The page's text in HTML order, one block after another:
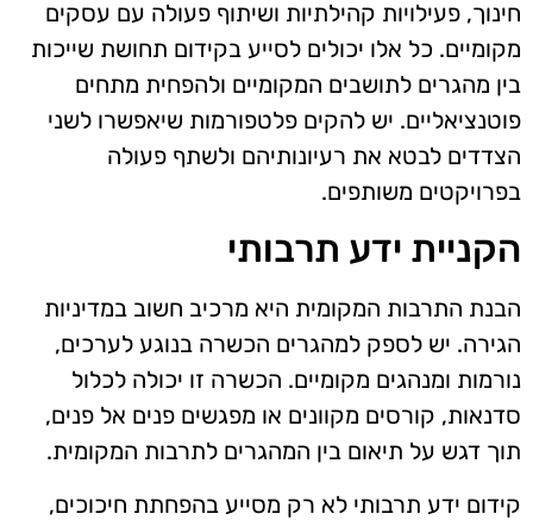
חינוך, פעילויות קהילתיות ושיתוף פעולה עם עסקים
מקומיים. כל אלו יכולים לסייע בקידום תחושת שייכות
בין מהגרים לתושבים המקומיים ולהפחית מתחים
פוטנציאליים. יש להקים פלטפורמות שיאפשרו לשני
הצדדים לבטא את רעיונותיהם ולשתף פעולה
בפרויקטים משותפים.
הקניית ידע תרבותי
הבנת התרבות המקומית היא מרכיב חשוב במדיניות
הגירה. יש לספק למהגרים הכשרה בנוגע לערכים,
נורמות ומנהגים מקומיים. הכשרה זו יכולה לכלול
סדנאות, קורסים מקוונים או מפגשים פנים אל פנים,
תוך דגש על תיאום בין המהגרים לתרבות המקומית.
קידום ידע תרבותי לא רק מסייע בהפחתת חיכוכים,